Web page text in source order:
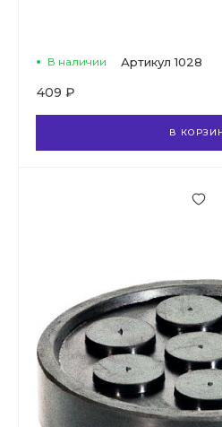
В наличии Артикул 1028
409 ₽
В